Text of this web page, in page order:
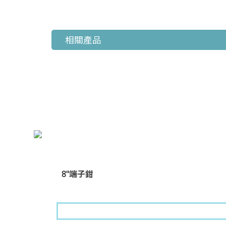
相關產品
8"端子鉗